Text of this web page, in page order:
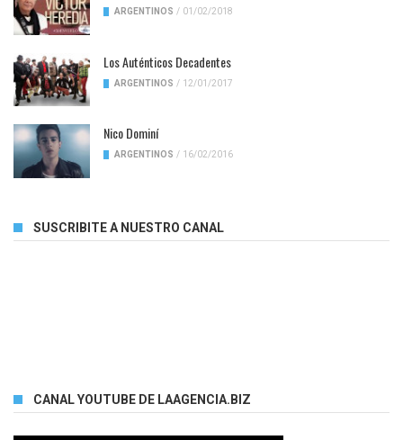
ARGENTINOS / 01/02/2018
Los Auténticos Decadentes
ARGENTINOS / 12/01/2017
Nico Dominí
ARGENTINOS / 16/02/2016
SUSCRIBITE A NUESTRO CANAL
CANAL YOUTUBE DE LAAGENCIA.BIZ